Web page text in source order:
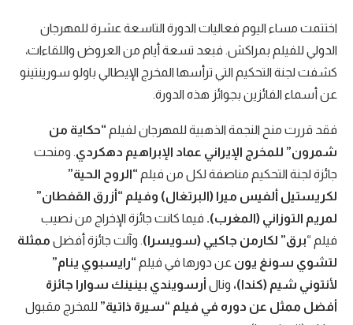
اختتمت مساء اليوم فعاليات الدورة التاسعة عشرة للمهرجان
الدولي للفيلم بمراكش. فبعد تسعة أيام من العروض واللقاءات،
كشفت لجنة التحكيم التي ترأسها المخرج الإيطالي باولو سورينتينو
عن أسماء الفائزين بجوائز هذه الدورة.
فقد قررت منح النجمة الذهبية للمهرجان لفيلم “حكاية من
شمرون” للمخرج الإيراني عماد الإبراهيم دهكردي. ومنحت
جائزة لجنة التحكيم مناصفة لكل من فيلم “الروح الحية”
لكريستيل ألفيس ميرا (البرتغال) وفيلم “أزرق القفطان”
لمريم التوزاني (المغرب). فيما كانت جائزة الإخراج من نصيب
فيلم “برق” لكارمن جاكيي (سويسرا). وآلت جائزة أفضل ممثلة
لتشوي سونغ يون عن دورها في فيلم “رايسبوي ينام”
لأنتوني شيم (كندا)، ونال أرسويندي بينينك سوارا جائزة
أفضل ممثل عن دوره في فيلم “سيرة ذاتية” للمخرج مقبول